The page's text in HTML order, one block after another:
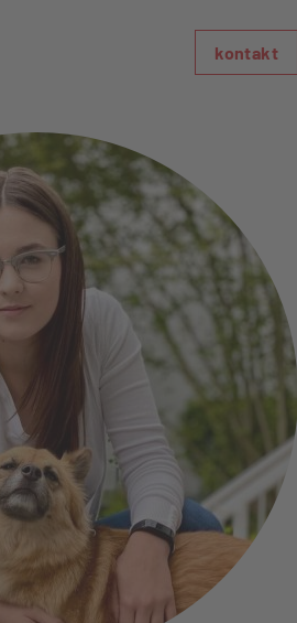
kontakt